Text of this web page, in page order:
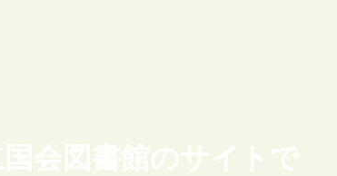
会図書館のサイトで